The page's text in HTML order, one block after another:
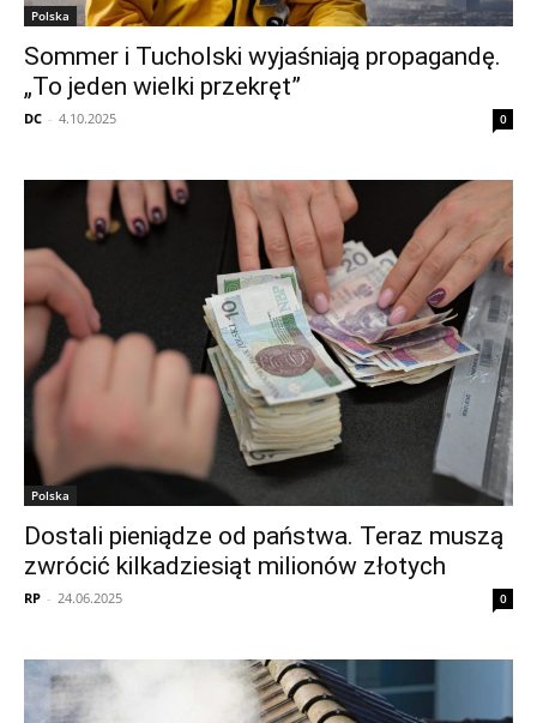
Polska
Sommer i Tucholski wyjaśniają propagandę.
„To jeden wielki przekręt”
DC - 4.10.2025 0
Polska
Dostali pieniądze od państwa. Teraz muszą
zwrócić kilkadziesiąt milionów złotych
RP - 24.06.2025 0